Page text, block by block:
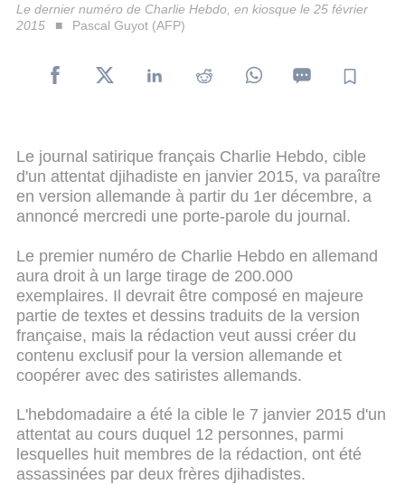
Le dernier numéro de Charlie Hebdo, en kiosque le 25 février
2015
Pascal Guyot (AFP)
Le journal satirique français Charlie Hebdo, cible
d'un attentat djihadiste en janvier 2015, va paraître
en version allemande à partir du 1er décembre, a
annoncé mercredi une porte-parole du journal.
Le premier numéro de Charlie Hebdo en allemand
aura droit à un large tirage de 200.000
exemplaires. Il devrait être composé en majeure
partie de textes et dessins traduits de la version
française, mais la rédaction veut aussi créer du
contenu exclusif pour la version allemande et
coopérer avec des satiristes allemands.
L'hebdomadaire a été la cible le 7 janvier 2015 d'un
attentat au cours duquel 12 personnes, parmi
lesquelles huit membres de la rédaction, ont été
assassinées par deux frères djihadistes.